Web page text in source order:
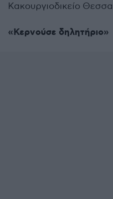
Κακουργιοδικείο
«Κερνούσε δηλητήριο»